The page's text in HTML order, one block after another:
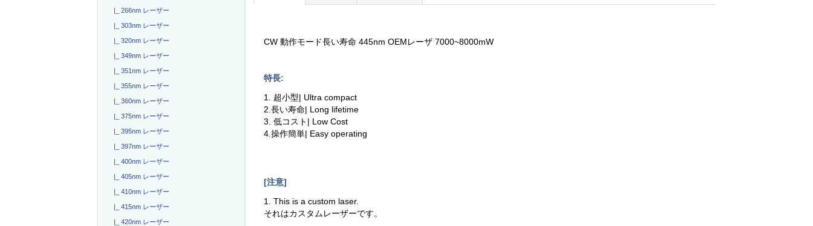
|_ 266nm レーザー
|_ 303nm レーザー
|_ 320nm レーザー
|_ 349nm レーザー
|_ 351nm レーザー
|_ 355nm レーザー
|_ 360nm レーザー
|_ 375nm レーザー
|_ 395nm レーザー
|_ 397nm レーザー
|_ 400nm レーザー
|_ 405nm レーザー
|_ 410nm レーザー
|_ 415nm レーザー
|_ 420nm レーザー
CW 動作モード長い寿命 445nm OEMレーザ 7000~8000mW
特長:
1. 超小型| Ultra compact
2.長い寿命| Long lifetime
3. 低コスト| Low Cost
4.操作簡単| Easy operating
[注意]
1. This is a custom laser.
それはカスタムレーザーです。